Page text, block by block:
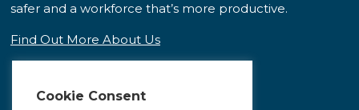
safer and a workforce that’s more productive.
Find Out More About Us
Cookie Consent